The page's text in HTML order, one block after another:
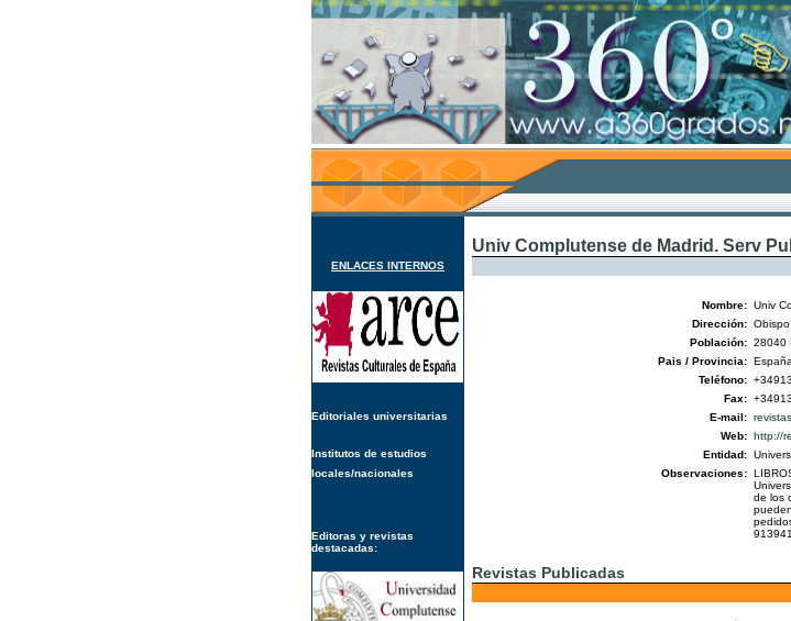
ENLACES INTERNOS
Editoriales universitarias
Institutos de estudios
locales/nacionales
Editoras y revistas
destacadas:
Univ Complutense de Madrid. Serv
Nombre: Univ
Dirección:
Población: 28040
Pais / Provincia:
Teléfono:
Fax:
E-mail:
Web: http://
Entidad:
Observaciones:
de los
Revistas Publicadas